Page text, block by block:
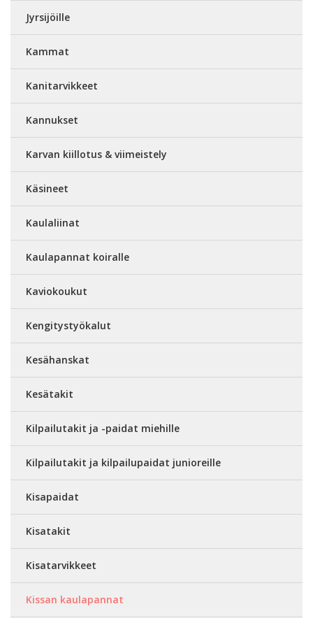
Jyrsijöille
Kammat
Kanitarvikkeet
Kannukset
Karvan kiillotus & viimeistely
Käsineet
Kaulaliinat
Kaulapannat koiralle
Kaviokoukut
Kengitystyökalut
Kesähanskat
Kesätakit
Kilpailutakit ja -paidat miehille
Kilpailutakit ja kilpailupaidat junioreille
Kisapaidat
Kisatakit
Kisatarvikkeet
Kissan kaulapannat